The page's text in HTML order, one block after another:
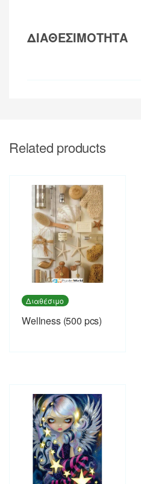
ΔΙΑΘΕΣΙΜΟΤΗΤΑ
Related products
Διαθέσιμο
Wellness (500 pcs)